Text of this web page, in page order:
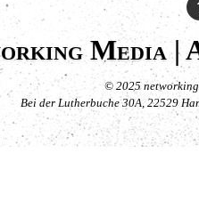
Media |
© 2025
Bei der Lutherbuche 30A, 22529